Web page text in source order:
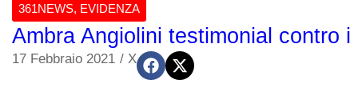
361NEWS, EVIDENZA
Ambra Angiolini testimonial contro
17 Febbraio 2021 / X